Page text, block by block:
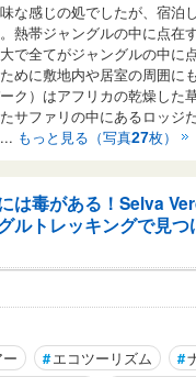
な感じの処でしたが、宿泊
熱帯ジャングルの中に点在
全てがジャングルの中に
めに敷地内や居室の周囲に
ク）はアフリカの乾燥した
ファリの中にあるロッジ
もっと見る（写真27枚）
は毒がある！Selva
ルトレッキングで見つ
#エコツーリズム #